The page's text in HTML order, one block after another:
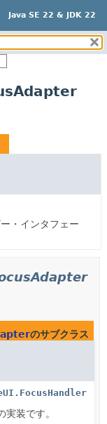
Java SE 22 & JDK 22
・インタフェー
のサブクラス
装です。